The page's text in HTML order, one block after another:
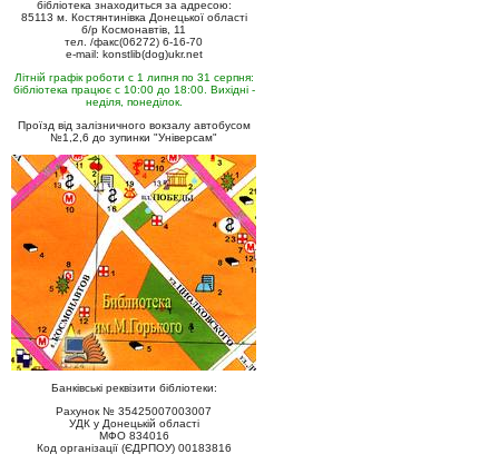
бібліотека знаходиться за адресою:
85113 м. Костянтинівка Донецької області
б/р Космонавтів, 11
тел. /факс(06272) 6-16-70
e-mail: konstlib(dog)ukr.net
Літній графік роботи с 1 липня по 31 серпня:
бібліотека працює с 10:00 до 18:00. Вихідні -
неділя, понеділок.
Проїзд від залізничного вокзалу автобусом
№1,2,6 до зупинки "Універсам"
Банківські реквізити бібліотеки:
Рахунок № 35425007003007
УДК у Донецькій області
МФО 834016
Код організації (ЄДРПОУ) 00183816